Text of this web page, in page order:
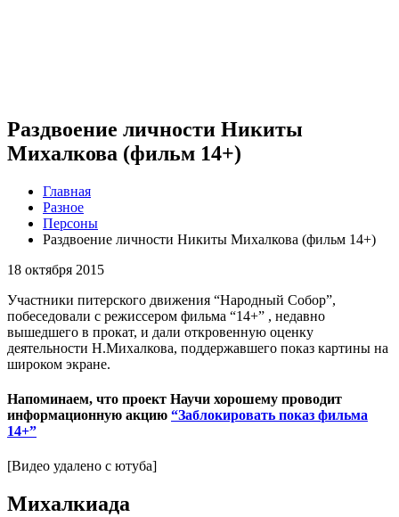
Раздвоение личности Никиты
Михалкова (фильм 14+)
Главная
Разное
Персоны
Раздвоение личности Никиты Михалкова (фильм 14+)
18 октября 2015
Участники питерского движения “Народный Собор”,
побеседовали с режиссером фильма “14+” , недавно
вышедшего в прокат, и дали откровенную оценку
деятельности Н.Михалкова, поддержавшего показ картины на
широком экране.
Напоминаем, что проект Научи хорошему проводит
информационную акцию “Заблокировать показ фильма
14+”
[Видео удалено с ютуба]
Михалкиада